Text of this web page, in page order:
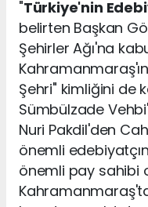
"Türkiye'nin
belirten Başkan
Şehirler Ağı'na
Şehri" kimliğini de
Sümbülzade
Nuri Pakdil'den
önemli
önemli pay sahibi